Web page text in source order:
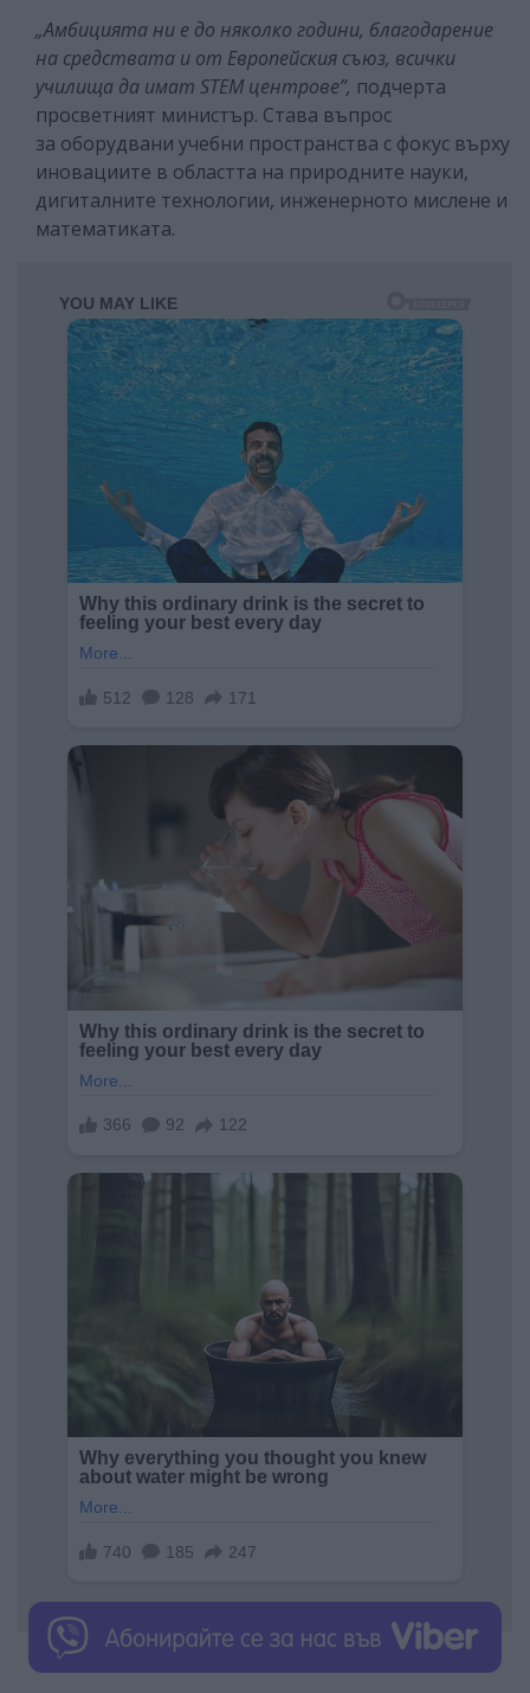
„Амбицията ни е до няколко години, благодарение
на средствата и от Европейския съюз, всички
училища да имат STEM центрове”, подчерта
просветният министър. Става въпрос
за оборудвани учебни пространства с фокус върху
иновациите в областта на природните науки,
дигиталните технологии, инженерното мислене и
математиката.